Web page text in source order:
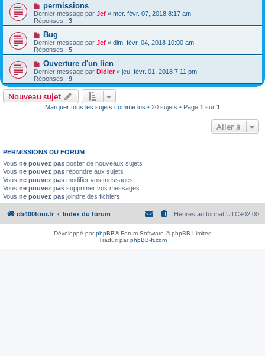
permissions
Dernier message par Jef « mer. févr. 07, 2018 8:17 am
Réponses : 3
Bug
Dernier message par Jef « dim. févr. 04, 2018 10:00 am
Réponses : 5
Ouverture d'un lien
Dernier message par Didier« jeu. févr. 01, 2018 7:11 pm
Réponses : 9
Nouveau sujet
Marquer tous les sujets comme lus • 20 sujets • Page 1 sur 1
Aller à
PERMISSIONS DU FORUM
Vous ne pouvez pas poster de nouveaux sujets
Vous ne pouvez pas répondre aux sujets
Vous ne pouvez pas modifier vos messages
Vous ne pouvez pas supprimer vos messages
Vous ne pouvez pas joindre des fichiers
cb400four.fr Index du forum Heures au format UTC+02:00
Développé parphpBB® Forum Software © phpBB Limited
Traduit parphpBB-fr.com